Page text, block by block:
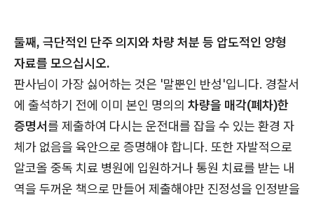
둘째, 극단적인 단주 의지와 차량 처분 등 압도적인 양형
자료를 모으십시오.
판사님이 가장 싫어하는 것은 '말뿐인 반성'입니다. 경찰서
에 출석하기 전에 이미 본인 명의의 차량을 매각(폐차)한
증명서를 제출하여 다시는 운전대를 잡을 수 있는 환경 자
체가 없음을 육안으로 증명해야 합니다. 또한 자발적으로
알코올 중독 치료 병원에 입원하거나 통원 치료를 받는 내
역을 두꺼운 책으로 만들어 제출해야만 진정성을 인정받을